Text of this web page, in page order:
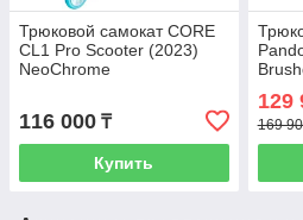
Трюковой самокат CORE
CL1 Pro Scooter (2023)
NeoChrome
116 000 ₸
Купить
129
169